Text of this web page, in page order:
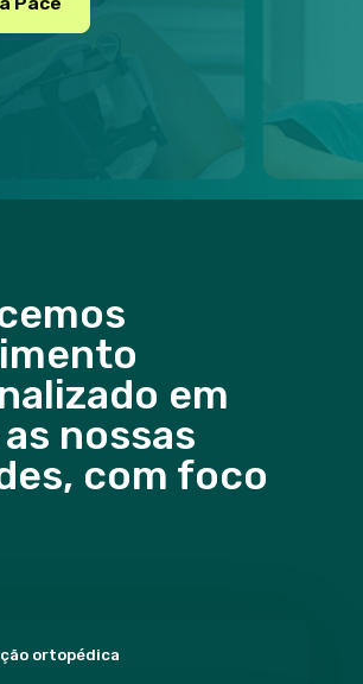
em
nossas
com foco
ortopédica